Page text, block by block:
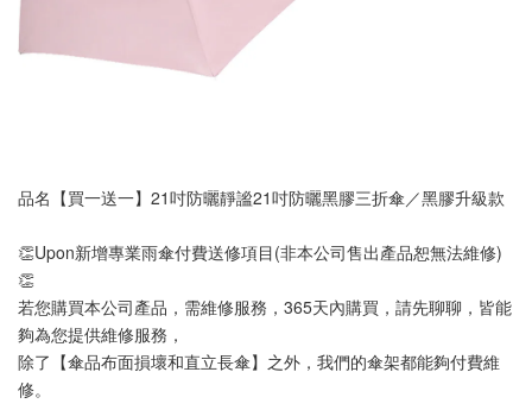
品名【買一送一】21吋防曬靜謐21吋防曬黑膠三折傘／黑膠升級款
👏Upon新增專業雨傘付費送修項目(非本公司售出產品恕無法維修)
👏
若您購買本公司產品，需維修服務，365天內購買，請先聊聊，皆能
夠為您提供維修服務，
除了【傘品布面損壞和直立長傘】之外，我們的傘架都能夠付費維
修。